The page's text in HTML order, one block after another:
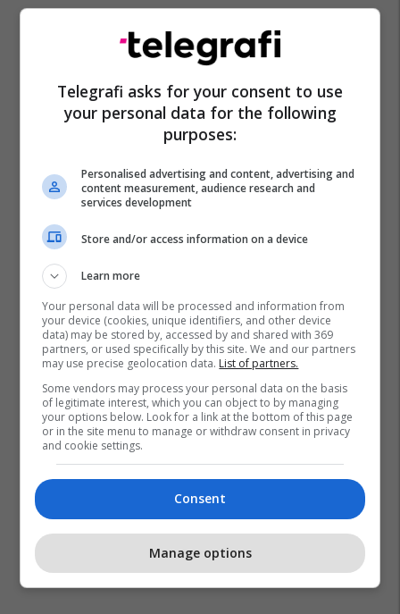
Telegrafi asks for your consent to use
your personal data for the following
purposes:
Personalised advertising and content, advertising and
content measurement, audience research and
services development
Store and/or access information on a device
Learn more
Your personal data will be processed and information from
your device (cookies, unique identifiers, and other device
data) may be stored by, accessed by and shared with 369
partners, or used specifically by this site. We and our partners
may use precise geolocation data. List of partners.
Some vendors may process your personal data on the basis
of legitimate interest, which you can object to by managing
your options below. Look for a link at the bottom of this page
or in the site menu to manage or withdraw consent in privacy
and cookie settings.
Consent
Manage options